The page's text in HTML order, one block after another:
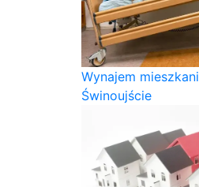
Wynajem
Świnoujście